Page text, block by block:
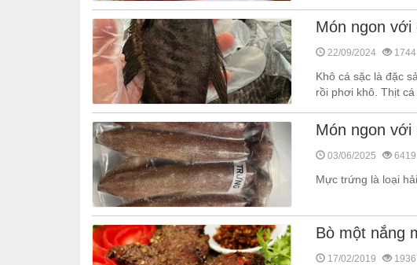
Món ngon với
22/09/2024 1744
Khô cá sặc là đặc
rồi phơi khô. Thịt
Món ngon
03/06/2025 6419
Mực trứng là loại
Bò một nắng
17/02/2019